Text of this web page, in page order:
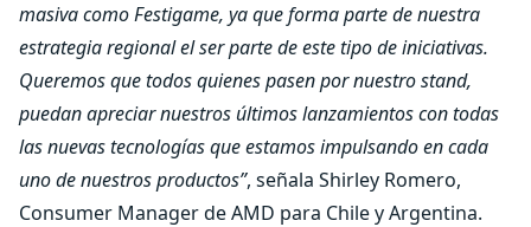
masiva como Festigame, ya que forma parte de nuestra
estrategia regional el ser parte de este tipo de iniciativas.
Queremos que todos quienes pasen por nuestro stand,
puedan apreciar nuestros últimos lanzamientos con todas
las nuevas tecnologías que estamos impulsando en cada
uno de nuestros productos”, señala Shirley Romero,
Consumer Manager de AMD para Chile y Argentina.